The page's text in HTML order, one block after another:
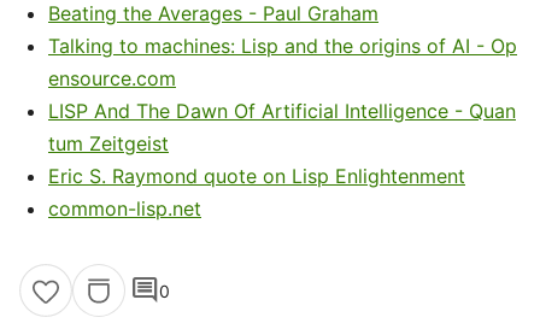
Beating the Averages - Paul Graham
Talking to machines: Lisp and the origins of AI - Op
ensource.com
LISP And The Dawn Of Artificial Intelligence - Quan
tum Zeitgeist
Eric S. Raymond quote on Lisp Enlightenment
common-lisp.net
comment0